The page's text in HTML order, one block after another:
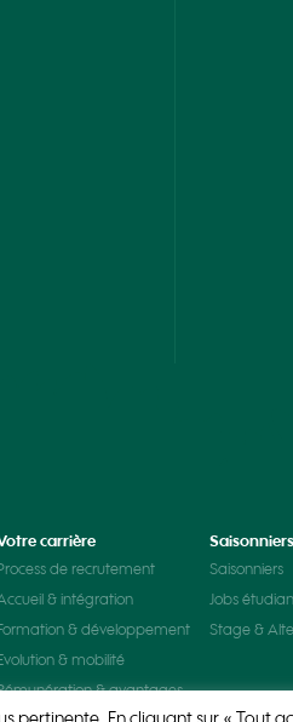
carrière
de recrutement
& intégration
& développement
& mobilité
& avantages
Saisonniers
Jobs
Stage &